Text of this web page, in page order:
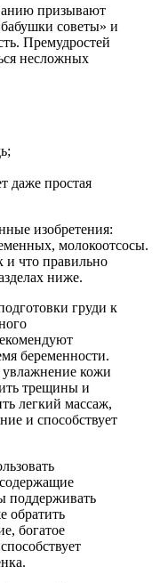
призывают
советы» и
Премудростей
несложных
даже простая
изобретения:
молокоотсосы.
и что правильно
ниже.
груди к
беременности.
увлажнение кожи
трещины и
легкий массаж,
и способствует
поддерживать
обратить
богатое